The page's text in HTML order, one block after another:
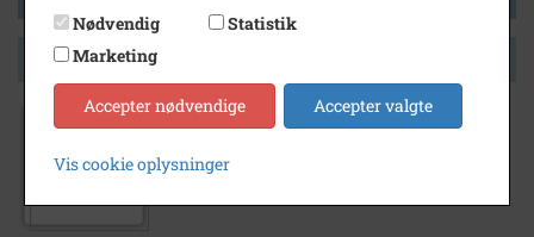
Side 1 af 1
1925- 1935
Tærskeværk på mark fra gården Højbovej
Nødvendig
Statistik
Marketing
Accepter nødvendige Accepter valgte
Vis cookie oplysninger